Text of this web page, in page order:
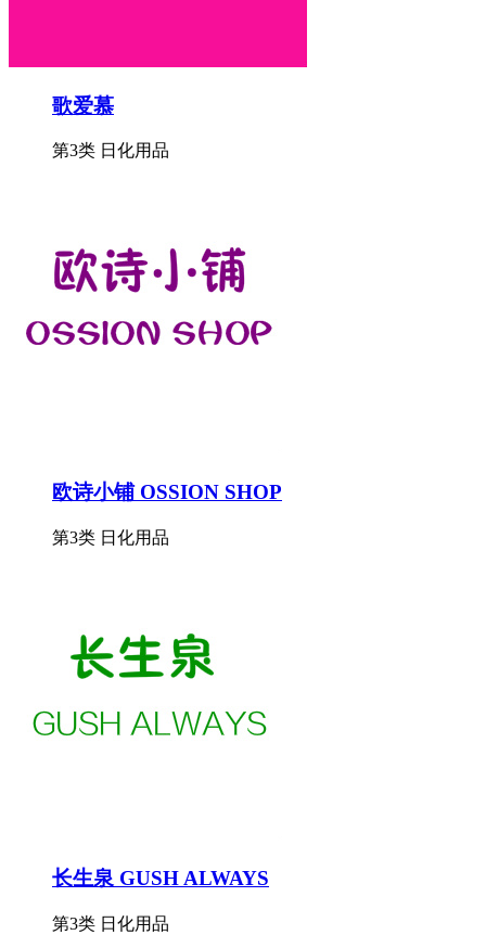
歌爱慕
第3类 日化用品
欧诗小铺 OSSION SHOP
第3类 日化用品
长生泉 GUSH ALWAYS
第3类 日化用品